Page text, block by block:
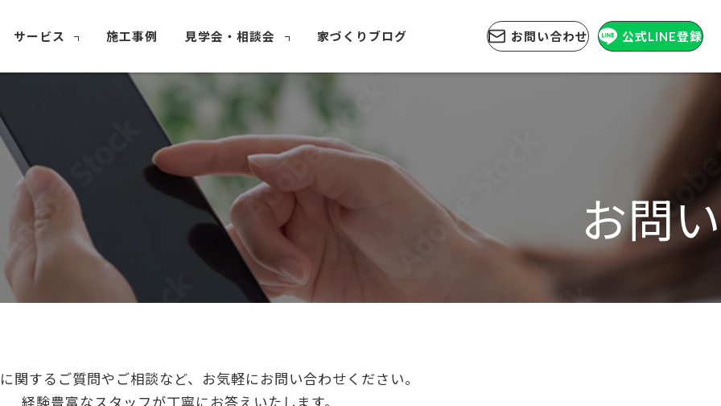
サービス 施工事例 見学会・相談会 家づくりブログ お問い合わせ 公式LINE登録
お問
関するご質問やご相談など、お気軽にお問い合わせください。
経験豊富なスタッフが丁寧にお答えいたします。